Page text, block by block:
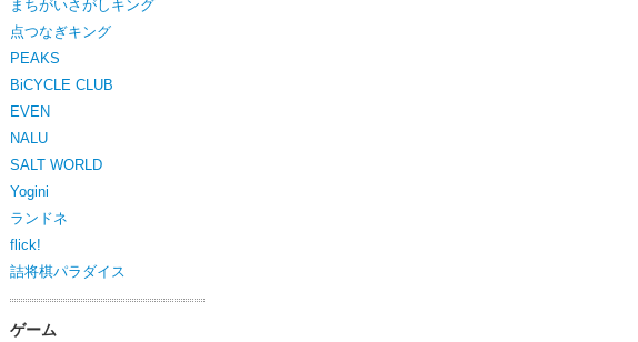
まちがいさがしキング
点つなぎキング
PEAKS
BiCYCLE CLUB
EVEN
NALU
SALT WORLD
Yogini
ランドネ
flick!
詰将棋パラダイス
ゲーム